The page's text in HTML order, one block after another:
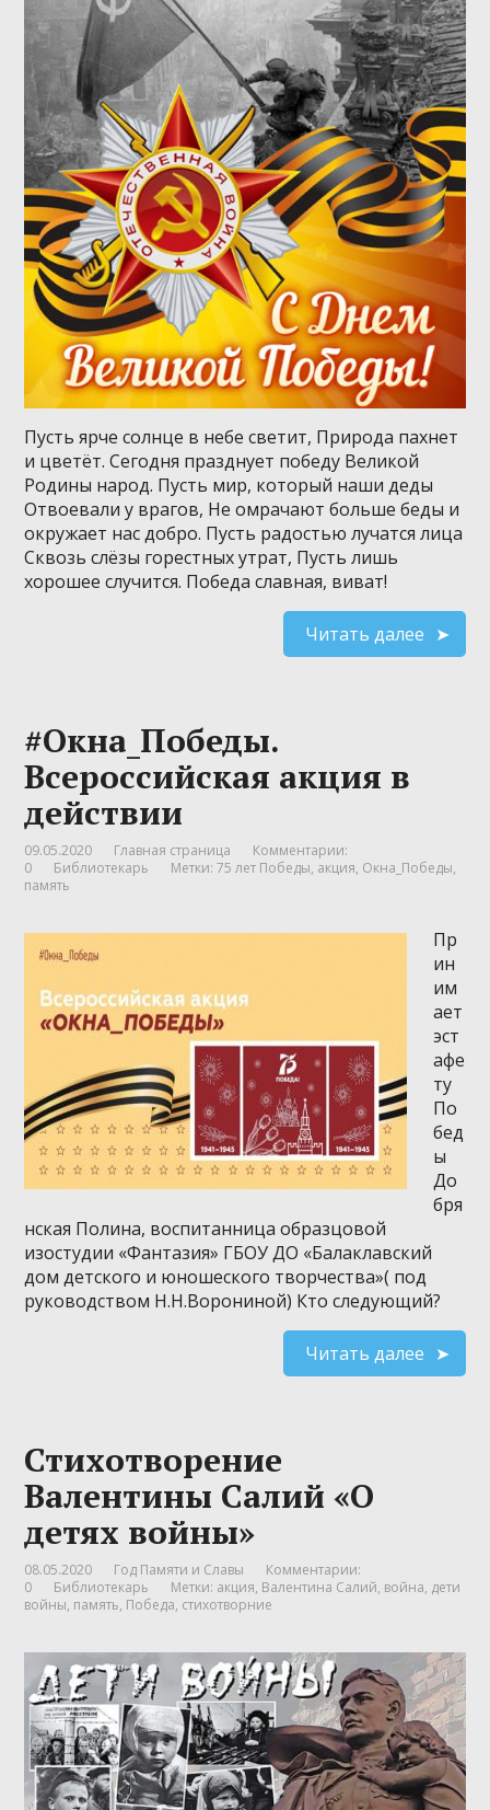
Пусть ярче солнце в небе светит, Природа пахнет
и цветёт. Сегодня празднует победу Великой
Родины народ. Пусть мир, который наши деды
Отвоевали у врагов, Не омрачают больше беды и
окружает нас добро. Пусть радостью лучатся лица
Сквозь слёзы горестных утрат, Пусть лишь
хорошее случится. Победа славная, виват!
Читать далее
#Окна_Победы.
Всероссийская акция в
действии
09.05.2020 Главная страница
Комментарии:
0
Библиотекарь Метки:75 лет Победы, акция, Окна_Победы,
память
Пр
ин
им
ает
эст
афе
ту
По
бед
ы
До
бря
нская Полина, воспитанница образцовой
изостудии «Фантазия» ГБОУ ДО «Балаклавский
дом детского и юношеского творчества»( под
руководством Н.Н.Ворониной) Кто следующий?
Читать далее
Стихотворение
Валентины Салий «О
детях войны»
08.05.2020 Год Памяти и Славы
Комментарии:
0
Библиотекарь Метки: акция, Валентина Салий, война, дети
войны, память, Победа, стихотворние